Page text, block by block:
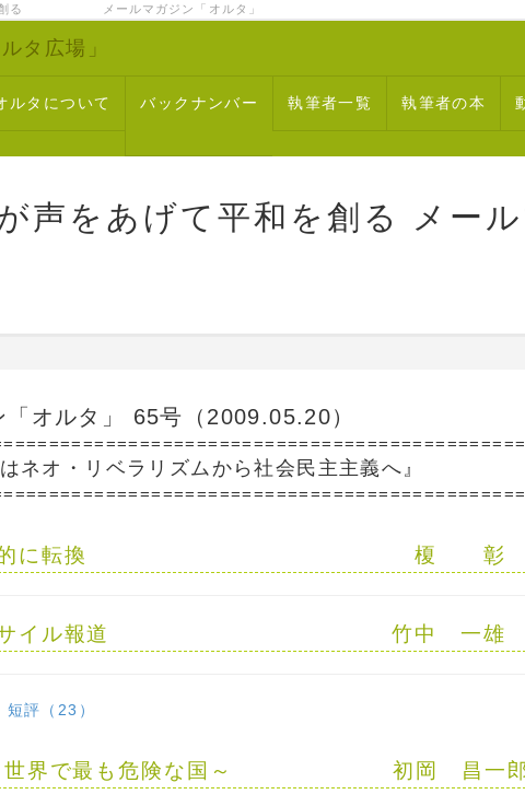
を創る メールマガジン「オルタ」
タ広場」
ルタについて バックナンバー 執筆者一覧 執筆者の本
声をあげて平和を創る メー
「オルタ」 65号（2009.05.20）
ネオ・リベラリズムから社会民主主義へ』
に転換 榎 彰
イル報道 竹中 一雄
評（23）
界で最も危険な国～ 初岡 昌一